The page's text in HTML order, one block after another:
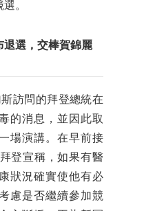
。
退選，交棒賀錦麗
訪問的拜登總統在
的消息，並因此取
場演講。在早前接
拜登宣稱，如果有醫
狀況確實使他有必
慮是否繼續參加競